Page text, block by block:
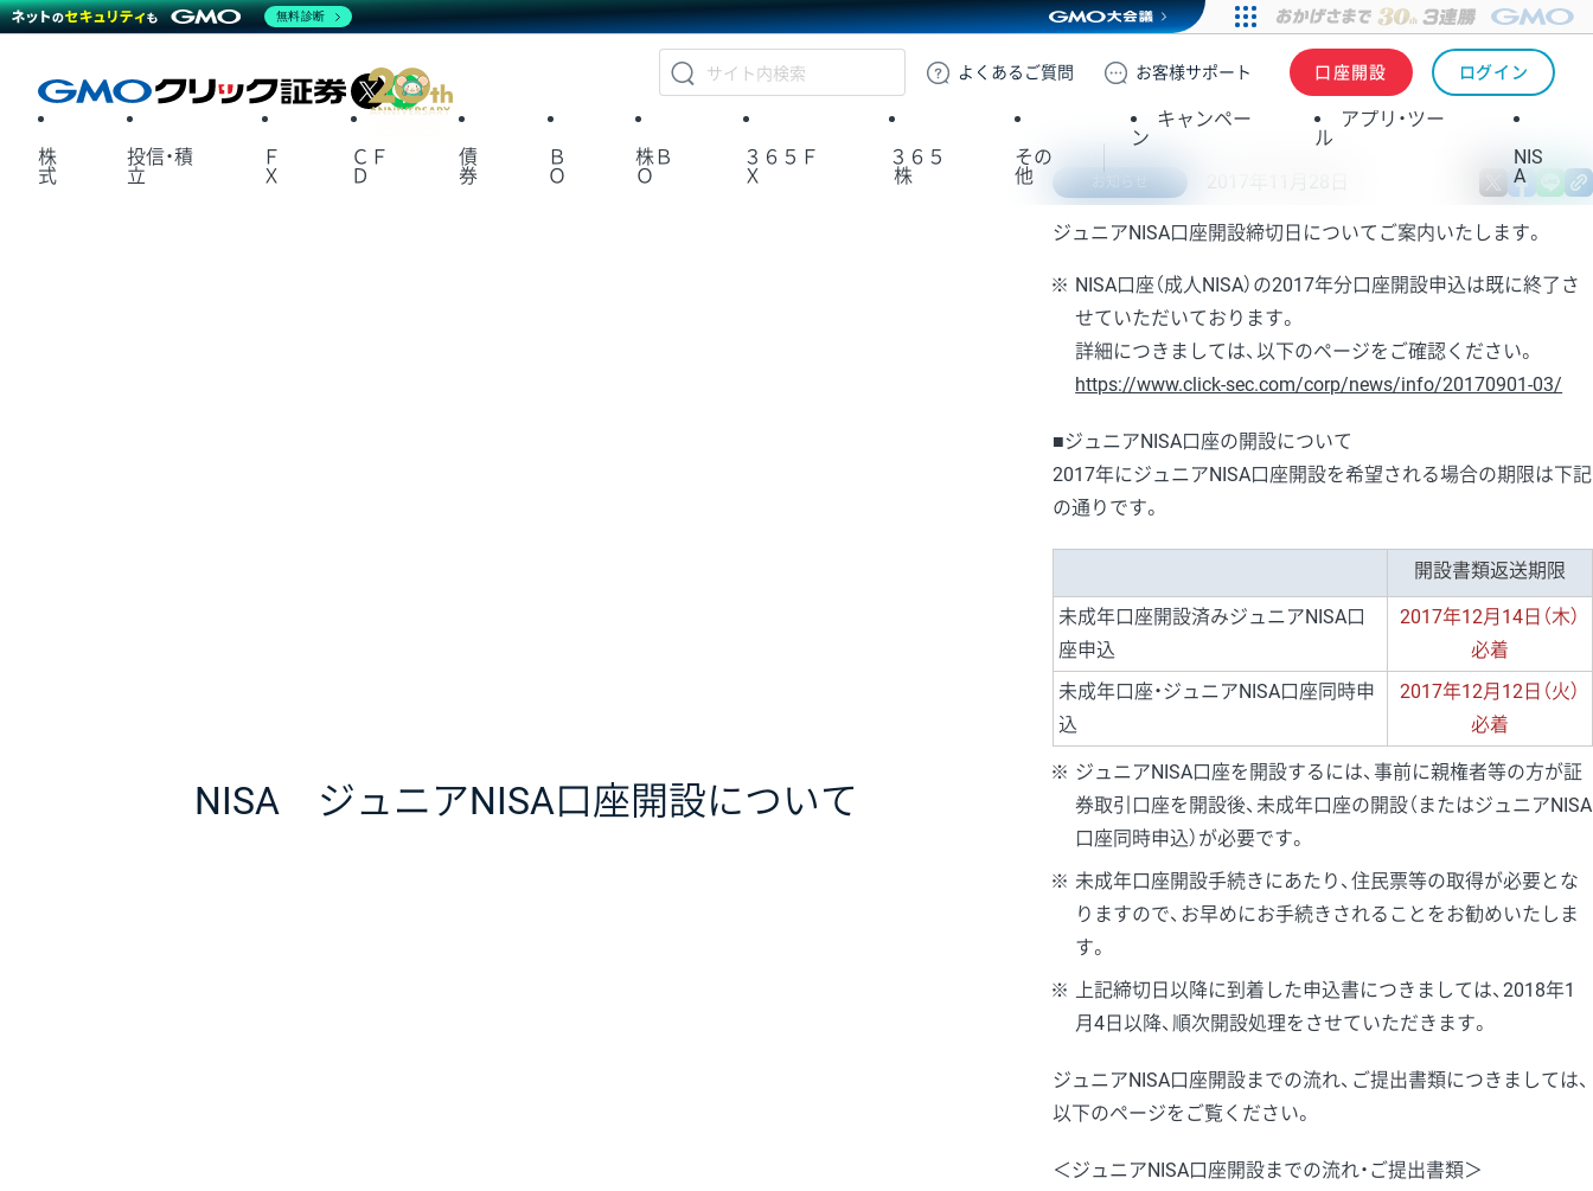
GMOクリック証券
よくある ご質問 お客様サポート 口座開設 ログイン
X
株
式
投信・積
立
Ｆ
Ｘ
ＣＦ
Ｄ
債
券
Ｂ
Ｏ
株Ｂ
Ｏ
３６５Ｆ
Ｘ
３６５
株
その
他
キャンペー
ン
アプリ・ツー
ル
NIS
A
NISA ジュニアNISA口座開設について
X
ジュニアNISA口座開設締切日についてご案内いたします。
※ NISA口座（成人NISA）の2017年分口座開設申込は既に終了さ
せていただいております。
詳細につきましては、以下のページをご確認ください。
https://www.click-sec.com/corp/news/info/20170901-03/
■ジュニアNISA口座の開設について
2017年にジュニアNISA口座開設を希望される場合の期限は下記
の通りです。
開設書類返送期限
未成年口座開設済みジュニアNISA口
座申込
2017年12月14日（木）
必着
未成年口座・ジュニアNISA口座同時申
込
2017年12月12日（火）
必着
※ ジュニアNISA口座を開設するには、事前に親権者等の方が証
券取引口座を開設後、未成年口座の開設（またはジュニアNISA
口座同時申込）が必要です。
※ 未成年口座開設手続きにあたり、住民票等の取得が必要とな
りますので、お早めにお手続きされることをお勧めいたしま
す。
※ 上記締切日以降に到着した申込書につきましては、2018年1
月4日以降、順次開設処理をさせていただきます。
ジュニアNISA口座開設までの流れ、ご提出書類につきましては、
以下のページをご覧ください。
＜ジュニアNISA口座開設までの流れ・ご提出書類＞
無料診断